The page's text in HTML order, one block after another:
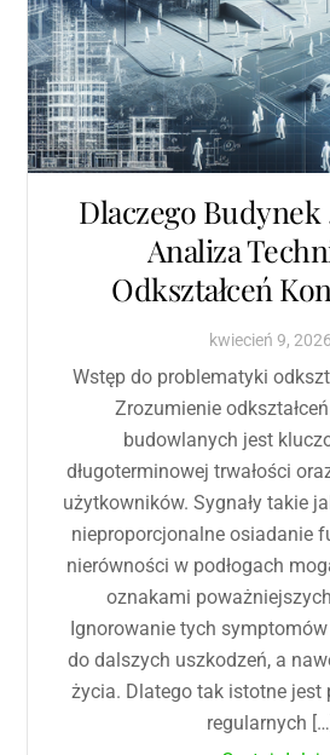
Dlaczego Budynek
Analiza
Odkształceń
kwiecień 9, 2026
Wstęp do problematyki
Zrozumienie
budowlanych jest
długoterminowej trwałości
użytkowników. Sygnały takie
nieproporcjonalne osiadanie
nierówności w podłogach
oznakami
Ignorowanie tych
do dalszych uszkodzeń, a
życia. Dlatego tak istotne jest
regularnych